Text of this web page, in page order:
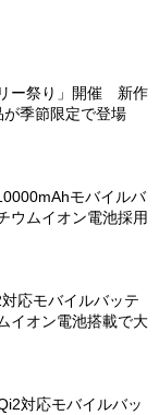
ー祭り」開催 新作
季節限定で登場
モバイルバ
ウムイオン電池採用
応モバイルバッテ
イオン電池搭載で大
対応モバイルバッ